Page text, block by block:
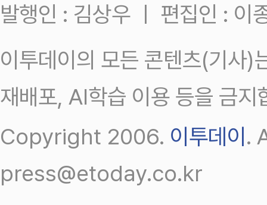
발행인 : 김상우 ㅣ 편집인 : 이
이투데이의 모든 콘텐츠(기사)
재배포, AI학습 이용 등을 금지
Copyright 2006. 이투데이.
press@etoday.co.kr